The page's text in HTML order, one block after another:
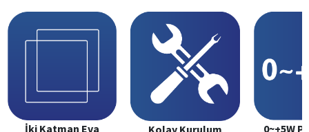
İki Katman Eva
Kolay Kurulum
0~+5W